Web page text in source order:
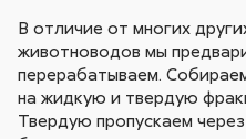
В отличие от многих
животноводов мы
перерабатываем.
на жидкую и твердую
Твердую пропускаем через